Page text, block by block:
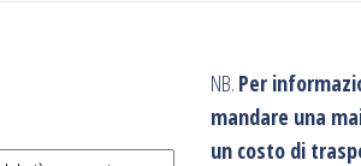
NB. Per
mandare una
un costo di